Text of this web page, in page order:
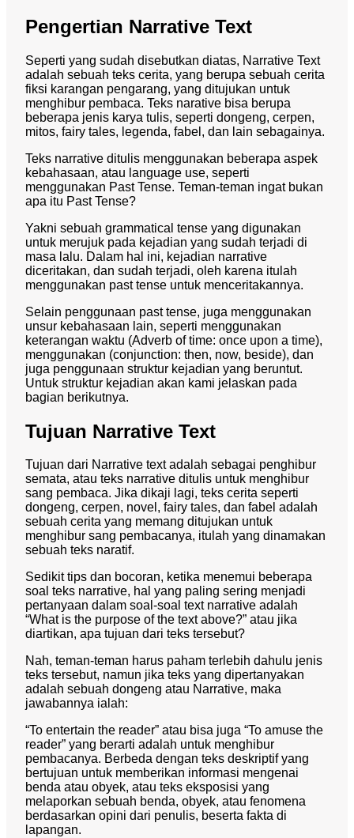
Pengertian Narrative Text
Seperti yang sudah disebutkan diatas, Narrative Text
adalah sebuah teks cerita, yang berupa sebuah cerita
fiksi karangan pengarang, yang ditujukan untuk
menghibur pembaca. Teks narative bisa berupa
beberapa jenis karya tulis, seperti dongeng, cerpen,
mitos, fairy tales, legenda, fabel, dan lain sebagainya.
Teks narrative ditulis menggunakan beberapa aspek
kebahasaan, atau language use, seperti
menggunakan Past Tense. Teman-teman ingat bukan
apa itu Past Tense?
Yakni sebuah grammatical tense yang digunakan
untuk merujuk pada kejadian yang sudah terjadi di
masa lalu. Dalam hal ini, kejadian narrative
diceritakan, dan sudah terjadi, oleh karena itulah
menggunakan past tense untuk menceritakannya.
Selain penggunaan past tense, juga menggunakan
unsur kebahasaan lain, seperti menggunakan
keterangan waktu (Adverb of time: once upon a time),
menggunakan (conjunction: then, now, beside), dan
juga penggunaan struktur kejadian yang beruntut.
Untuk struktur kejadian akan kami jelaskan pada
bagian berikutnya.
Tujuan Narrative Text
Tujuan dari Narrative text adalah sebagai penghibur
semata, atau teks narrative ditulis untuk menghibur
sang pembaca. Jika dikaji lagi, teks cerita seperti
dongeng, cerpen, novel, fairy tales, dan fabel adalah
sebuah cerita yang memang ditujukan untuk
menghibur sang pembacanya, itulah yang dinamakan
sebuah teks naratif.
Sedikit tips dan bocoran, ketika menemui beberapa
soal teks narrative, hal yang paling sering menjadi
pertanyaan dalam soal-soal text narrative adalah
“What is the purpose of the text above?” atau jika
diartikan, apa tujuan dari teks tersebut?
Nah, teman-teman harus paham terlebih dahulu jenis
teks tersebut, namun jika teks yang dipertanyakan
adalah sebuah dongeng atau Narrative, maka
jawabannya ialah:
“To entertain the reader” atau bisa juga “To amuse the
reader” yang berarti adalah untuk menghibur
pembacanya. Berbeda dengan teks deskriptif yang
bertujuan untuk memberikan informasi mengenai
benda atau obyek, atau teks eksposisi yang
melaporkan sebuah benda, obyek, atau fenomena
berdasarkan opini dari penulis, beserta fakta di
lapangan.